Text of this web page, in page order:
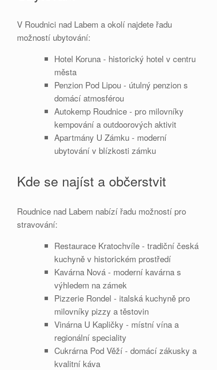
V Roudnici nad Labem a okolí najdete řadu
možností ubytování:
Hotel Koruna - historický hotel v centru
města
Penzion Pod Lipou - útulný penzion s
domácí atmosférou
Autokemp Roudnice - pro milovníky
kempování a outdoorových aktivit
Apartmány U Zámku - moderní
ubytování v blízkosti zámku
Kde se najíst a občerstvit
Roudnice nad Labem nabízí řadu možností pro
stravování:
Restaurace Kratochvíle - tradiční česká
kuchyně v historickém prostředí
Kavárna Nová - moderní kavárna s
výhledem na zámek
Pizzerie Rondel - italská kuchyně pro
milovníky pizzy a těstovin
Vinárna U Kapličky - místní vína a
regionální speciality
Cukrárna Pod Věží - domácí zákusky a
kvalitní káva